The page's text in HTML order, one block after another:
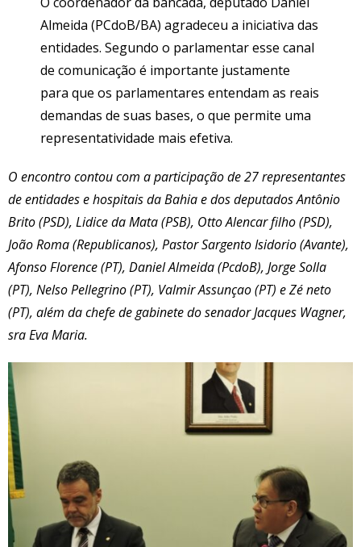
Almeida (PCdoB/BA) agradeceu a iniciativa das
entidades. Segundo o parlamentar esse canal
de comunicação é importante justamente
para que os parlamentares entendam as reais
demandas de suas bases, o que permite uma
representatividade mais efetiva.
O encontro contou com a participação de 27 representantes
de entidades e hospitais da Bahia e dos deputados Antônio
Brito (PSD), Lidice da Mata (PSB), Otto Alencar filho (PSD),
João Roma (Republicanos), Pastor Sargento Isidorio (Avante),
Afonso Florence (PT), Daniel Almeida (PcdoB), Jorge Solla
(PT), Nelso Pellegrino (PT), Valmir Assunçao (PT) e Zé neto
(PT), além da chefe de gabinete do senador Jacques Wagner,
sra Eva Maria.